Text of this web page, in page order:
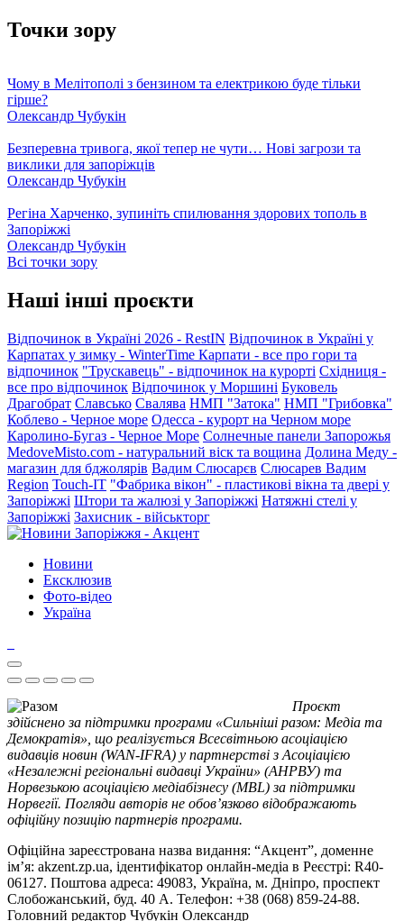
Точки зору
Чому в Мелітополі з бензином та електрикою буде тільки
гірше?
Олександр Чубукін
Безперевна тривога, якої тепер не чути… Нові загрози та
виклики для запоріжців
Олександр Чубукін
Регіна Харченко, зупиніть спилювання здорових тополь в
Запоріжжі
Олександр Чубукін
Всі точки зору
Наші інші проєкти
Відпочинок в Україні 2026 - RestIN Відпочинок в Україні у
Карпатах у зимку - WinterTime Карпати - все про гори та
відпочинок "Трускавець" - відпочинок на курорті Східниця -
все про відпочинок Відпочинок у Моршині Буковель
Драгобрат Славсько Свалява НМП "Затока" НМП "Грибовка"
Коблево - Черное море Одесса - курорт на Черном море
Каролино-Бугаз - Черное Море Солнечные панели Запорожья
MedoveMisto.com - натуральний віск та вощина Долина Меду -
магазин для бджолярів Вадим Слюсарєв Слюсарев Вадим
Region Touch-IT "Фабрика вікон" - пластикові вікна та двері у
Запоріжжі Штори та жалюзі у Запоріжжі Натяжні стелі у
Запоріжжі Захисник - військторг
Новини
Ексклюзив
Фото-відео
Україна
Проєкт
здійснено за підтримки програми «Сильніші разом: Медіа та
Демократія», що реалізується Всесвітньою асоціацією
видавців новин (WAN-IFRA) у партнерстві з Асоціацією
«Незалежні регіональні видавці України» (АНРВУ) та
Норвезькою асоціацією медіабізнесу (MBL) за підтримки
Норвегії. Погляди авторів не обов’язково відображають
офіційну позицію партнерів програми.
Офіційна зареєстрована назва видання: “Акцент”, доменне
ім’я: akzent.zp.ua, ідентифікатор онлайн-медіа в Реєстрі: R40-
06127. Поштова адреса: 49083, Україна, м. Дніпро, проспект
Слобожанський, буд. 40 А. Телефон: +38 (068) 859-24-88.
Головний редактор Чубукін Олександр